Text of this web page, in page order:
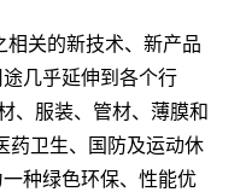
相关的新技术、新产品
途几乎延伸到各个行
、服装、管材、薄膜和
药卫生、国防及运动休
种绿色环保、性能优